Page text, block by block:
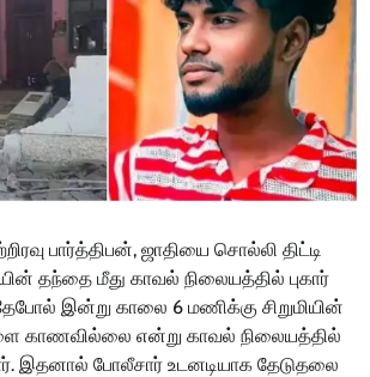
பார்த்திபன், ஜாதியை சொல்லி திட்டி
தந்தை மீது காவல் நிலையத்தில் புகார்
இன்று காலை 6 மணிக்கு சிறுமியின்
காணவில்லை என்று காவல் நிலையத்தில்
இதனால் போலீசார் உடனடியாக தேடுதலை